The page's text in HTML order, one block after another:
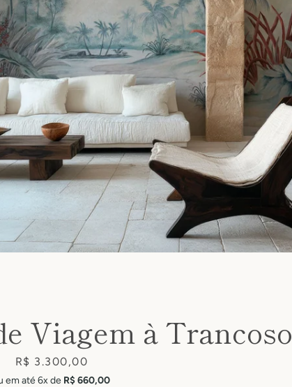
FacebookPinterestInstagram
Viagem à Trancoso
Price
R$ 3.300,00
em até 6x de R$ 660,00